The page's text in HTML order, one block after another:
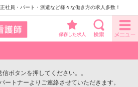
社員・パート・派遣など様々な働き方の求人多数！
保存した求人
ボタンを押してください。。
ートナーよりご連絡させていただきます。